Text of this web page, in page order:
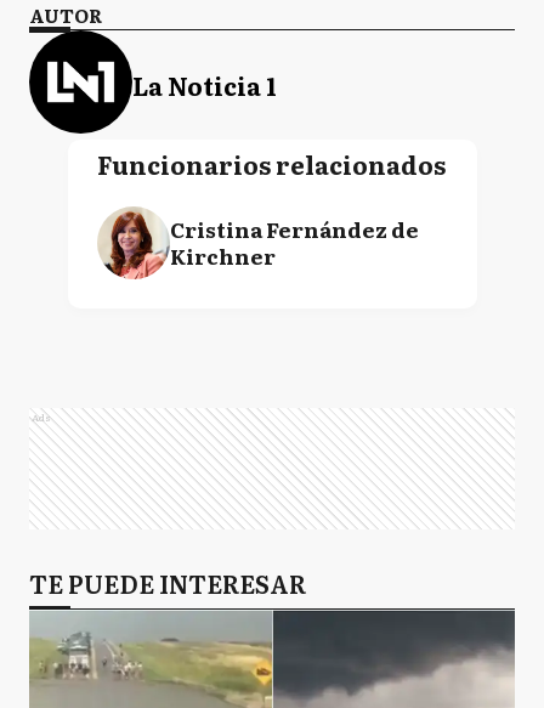
AUTOR
La Noticia 1
Funcionarios relacionados
Cristina Fernández de
Kirchner
Ads
TE PUEDE INTERESAR